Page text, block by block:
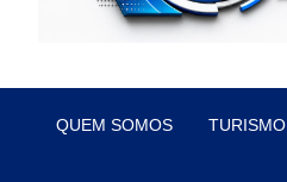
QUEM SOMOS TURISMO